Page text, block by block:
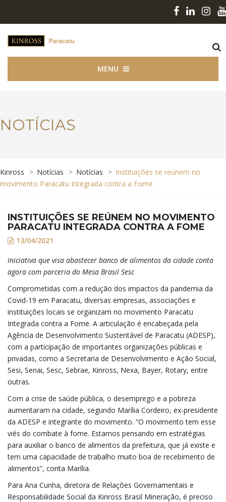
MENU
NOTÍCIAS
Kinross > Notícias > Notícias > Instituições se reúnem no
movimento Paracatu Integrada contra a Fome
INSTITUIÇÕES SE REÚNEM NO MOVIMENTO
PARACATU INTEGRADA CONTRA A FOME
13/04/2021
Iniciativa que visa abastecer banco de alimentos da cidade conta
agora com parceria do Mesa Brasil Sesc
Comprometidas com a redução dos impactos da pandemia da
Covid-19 em Paracatu, diversas empresas, associações e
instituições locais se organizam no movimento Paracatu
Integrada contra a Fome. A articulação é encabeçada pela
Agência de Desenvolvimento Sustentável de Paracatu (ADESP),
com a participação de importantes organizações públicas e
privadas, como a Secretaria de Desenvolvimento e Ação Social,
Sesi, Senai, Sesc, Sebrae, Kinross, Nexa, Bayer, Rotary, entre
outras.
Com a crise de saúde pública, o desemprego e a pobreza
aumentaram na cidade, segundo Marília Cordeiro, ex-presidente
da ADESP e integrante do movimento. “O movimento tem esse
viés do combate à fome. Estamos pensando em estratégias
para auxiliar o banco de alimentos da prefeitura, que já existe e
tem uma capacidade de trabalho muito boa de recebimento de
alimentos”, conta Marília.
Para Ana Cunha, diretora de Relações Governamentais e
Responsabilidade Social da Kinross Brasil Mineração, é preciso